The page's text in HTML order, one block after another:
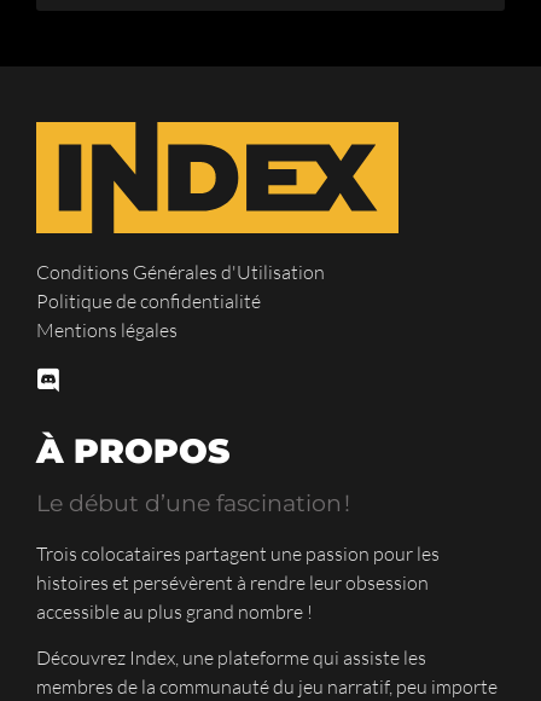
Conditions Générales d'Utilisation
Politique de confidentialité
Mentions légales
À PROPOS
Le début d’une fascination !
Trois colocataires partagent une passion pour les
histoires et persévèrent à rendre leur obsession
accessible au plus grand nombre !
Découvrez Index, une plateforme qui assiste les
membres de la communauté du jeu narratif, peu importe